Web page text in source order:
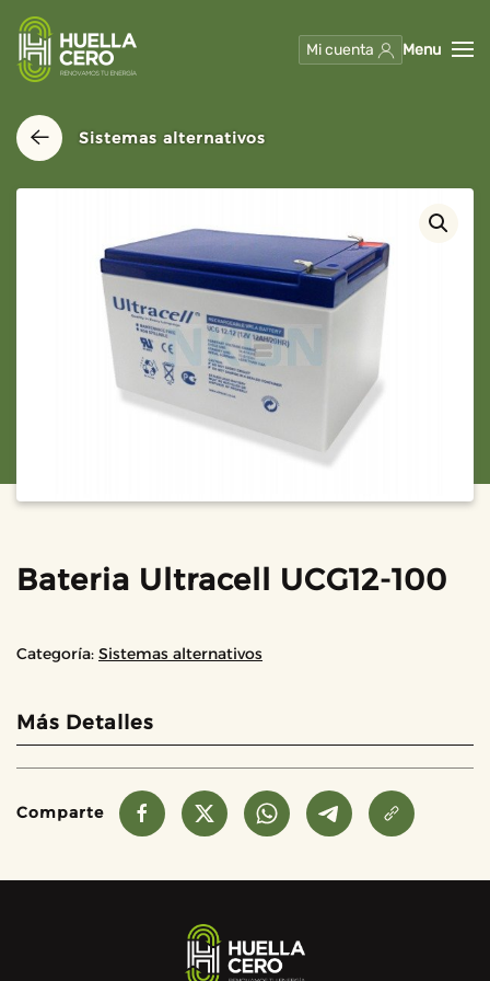
Skip to main content
Mi cuenta Menu
Sistemas alternativos
Bateria Ultracell UCG12-100
Categoría: Sistemas alternativos
Más Detalles
Comparte